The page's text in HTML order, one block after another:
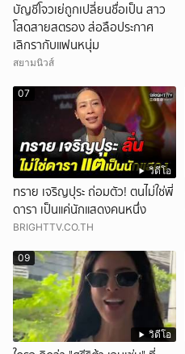
บัญชีโจวเย่ถูกเปลี่ยนชื่อเป็น สาว
โสดสายสตรอง ส่อลือประกาศ
เลิกรากับแฟนหนุ่ม
สยามนิวส์
วิดีโอ
07
ทราย เจริญปุระ ถ่อมตัว! ตนไม่ใช่พี่
ดารา เป็นแค่นักแสดงคนหนึ่ง
BRIGHTTV.CO.TH
วิดีโอ
09